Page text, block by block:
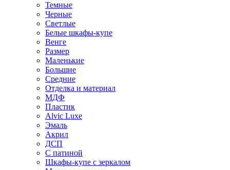
Темные
Черные
Светлые
Белые шкафы-купе
Венге
Размер
Маленькие
Большие
Средние
Отделка и материал
МДФ
Пластик
Alvic Luxe
Эмаль
Акрил
ДСП
С патиной
Шкафы-купе с зеркалом